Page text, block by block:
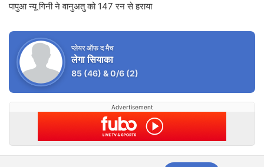
पापुआ न्यू गिनी ने वानुअतु को 147 रन से हराया
प्लेयर ऑफ द मैच
लेगा सियाका
85 (46) &0/6 (2)
Advertisement